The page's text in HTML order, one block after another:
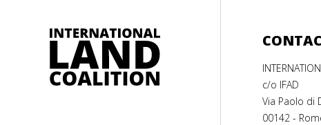
c/o IFAD
Via Paolo di
00142 -